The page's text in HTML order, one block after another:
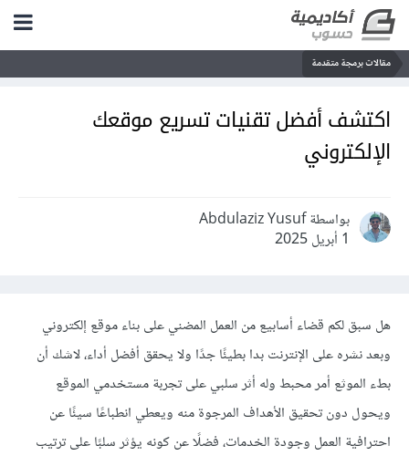
مقالات برمجة متقدمة
اكتشف أفضل تقنيات تسريع موقعك
الإلكتروني
بواسطة Abdulaziz Yusuf
1 أبريل 2025
هل سبق لكم قضاء أسابيع من العمل المضني على بناء موقع إلكتروني
وبعد نشره على الإنترنت بدا بطيئًا جدًا ولا يحقق أفضل أداء، لاشك أن
بطء الموثع أمر محبط وله أثر سلبي على تجربة مستخدمي الموقع
ويحول دون تحقيق الأهداف المرجوة منه ويعطي انطباعًا سيئًا عن
احترافية العمل وجودة الخدمات، فضلًا عن كونه يؤثر سلبًا على ترتيب